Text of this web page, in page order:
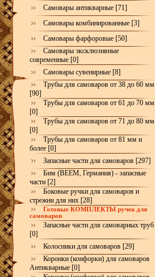
Самовары антикварные [71]
Самовары комбинированные [3]
Самовары фарфоровые [50]
Самовары эксклюзивные
современные [0]
Самовары сувенирные [8]
Трубы для самоваров от 38 до 60 мм
[90]
Трубы для самоваров от 61 до 70 мм
[0]
Трубы для самоваров от 71 до 80 мм
[0]
Трубы для самоваров от 81 мм и
более [0]
Запасные части для самоваров [297]
Бим (BEEM, Германия) - запасные
части [2]
Боковые ручки для самоваров и
стрежни для них [28]
Готовые КОМПЛЕКТЫ ручек для
самоваров
Запасные части для самоварных труб
[0]
Колосники для самоваров [29]
Коронки (конфорки) для самоваров
Антикварные [0]